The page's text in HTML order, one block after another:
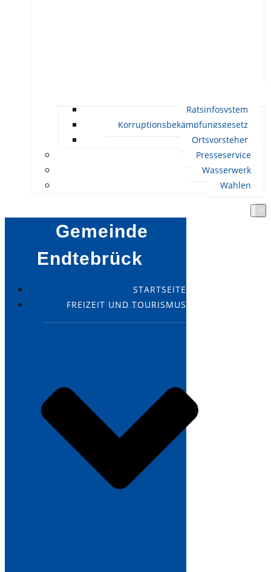
Ratsinfosystem
Korruptionsbekämpfungsgesetz
Ortsvorsteher
Presseservice
Wasserwerk
Wahlen
Gemeinde
Endtebrück
STARTSEITE
FREIZEIT UND TOURISMUS